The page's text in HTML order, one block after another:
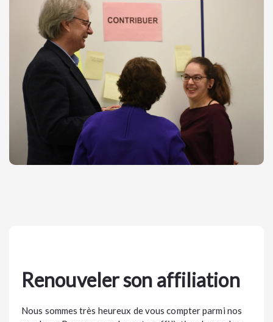
Renouveler son affiliation
Nous sommes très heureux de vous compter parmi nos